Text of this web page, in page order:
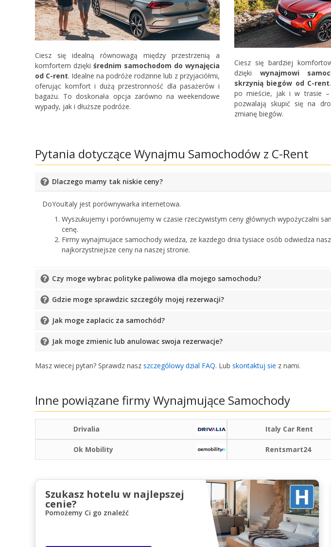
Najlepsze
Uzyskaj dostęp do
partnerów
Ciesz się idealną równowagą między przestrzenią a
komfortem dzięki średnim samochodom do wynajęcia
od C-rent. Idealne na podróże rodzinne lub z przyjaciółmi,
oferując komfort i dużą przestronność dla pasażerów i
bagażu. To doskonała opcja zarówno na weekendowe
wypady, jak i dłuższe podróże.
Ciesz się bardziej
dzięki wynajmowi
skrzynią biegów od C-rent
po mieście, jak i w trasie –
pozwalają skupić się na
zmianę biegów.
Pytania dotyczące Wynajmu Samochodów z C-Rent
Dlaczego mamy tak niskie ceny?
DoYouItaly jest porównywarka internetowa.
Wyszukujemy i porównujemy w czasie rzeczywistym ceny głównych wypożyczalni
cenę.
Firmy wynajmujace samochody wiedza, ze kazdego dnia tysiace osób odwiedza
najkorzystniejsze ceny na naszej stronie.
Czy moge wybrac polityke paliwowa dla mojego samochodu?
Gdzie moge sprawdzic szczególy mojej rezerwacji?
Jak moge zaplacic za samochód?
Jak moge zmienic lub anulowac swoja rezerwacje?
Masz wiecej pytan? Sprawdz nasz szczególowy dzial FAQ. Lub skontaktuj sie z nami.
Inne powiązane firmy Wynajmujące Samochody
Drivalia Italy Car Rent
Ok Mobility Rentsmart24
Szukasz hotelu w najlepszej
cenie?
Pomożemy Ci go znaleźć